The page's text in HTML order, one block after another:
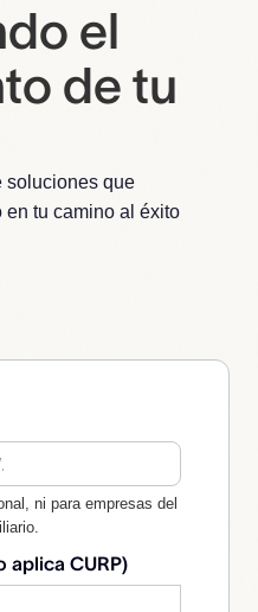
el
de tu
soluciones que
en tu camino al éxito
ni para empresas del
aplica CURP)